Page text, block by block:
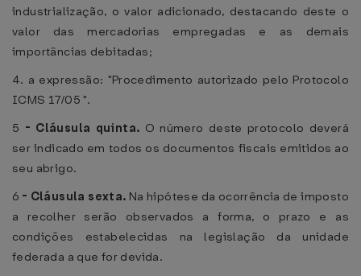
industrialização, o valor adicionado, destacando deste o
valor das mercadorias empregadas e as demais
importâncias debitadas;
4. a expressão: "Procedimento autorizado pelo Protocolo
ICMS 17/05 ".
5 - Cláusula quinta. O número deste protocolo deverá
ser indicado em todos os documentos fiscais emitidos ao
seu abrigo.
6 - Cláusula sexta. Na hipótese da ocorrência de imposto
a recolher serão observados a forma, o prazo e as
condições estabelecidas na legislação da unidade
federada a que for devida.